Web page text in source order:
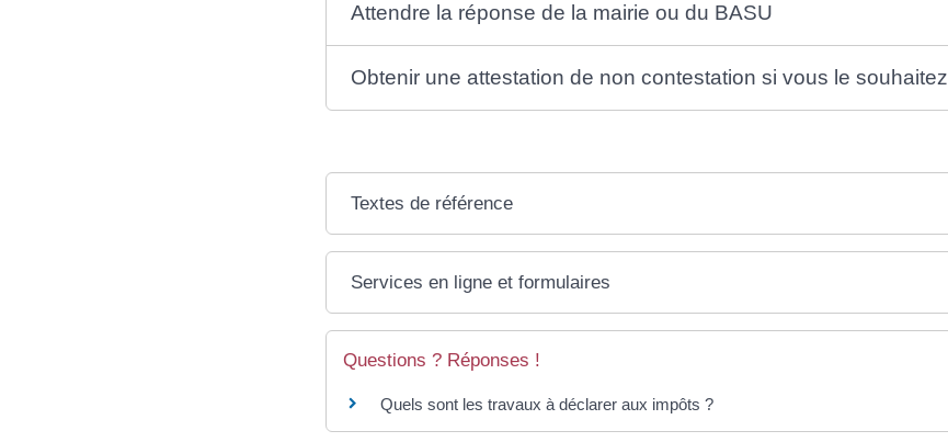
Attendre la réponse de la mairie ou du BASU
Obtenir une attestation de non contestation si vous le souhaitez
Textes de référence
Services en ligne et formulaires
Questions ? Réponses !
Quels sont les travaux à déclarer aux impôts ?